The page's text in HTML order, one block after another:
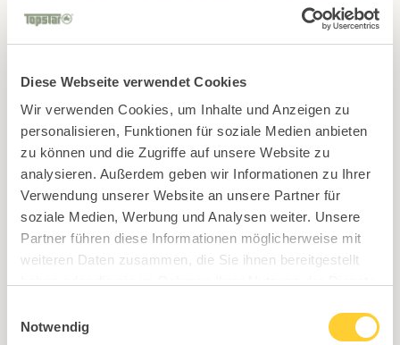
Diese Webseite verwendet Cookies
Wir verwenden Cookies, um Inhalte und Anzeigen zu
personalisieren, Funktionen für soziale Medien anbieten
zu können und die Zugriffe auf unsere Website zu
analysieren. Außerdem geben wir Informationen zu Ihrer
Verwendung unserer Website an unsere Partner für
soziale Medien, Werbung und Analysen weiter. Unsere
Partner führen diese Informationen möglicherweise mit
weiteren Daten zusammen, die Sie ihnen bereitgestellt
Notwendig
Outdoor and UV-resistant plastic legs
Robust UV-resistant plastic shell